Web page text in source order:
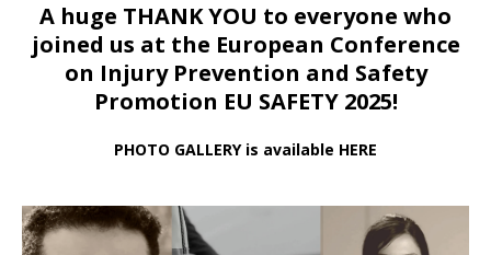
A huge THANK YOU to everyone who
joined us at the European Conference
on Injury Prevention and Safety
Promotion EU SAFETY 2025!
PHOTO GALLERY is available HERE